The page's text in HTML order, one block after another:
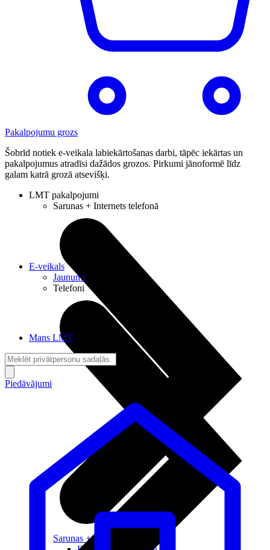
Pakalpojumu grozs
Šobrīd notiek e-veikala labiekārtošanas darbi, tāpēc iekārtas un
pakalpojumus atradīsi dažādos grozos. Pirkumi jānoformē līdz
galam katrā grozā atsevišķi.
LMT pakalpojumi
Sarunas + Internets telefonā
Sarunas + Internets
E-veikals
Jaunumi
Telefoni
Mans LMT
Piedāvājumi